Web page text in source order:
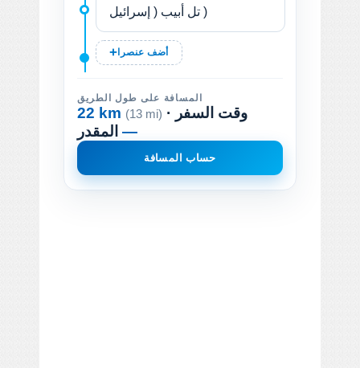
أضف عنصرا
المسافة على طول الطريق
22 km (13 mi) · وقت السفر
—
حساب المسافة